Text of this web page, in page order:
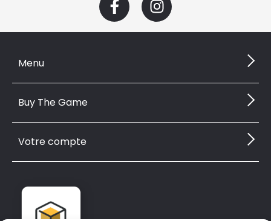
Menu
Buy The Game
Votre compte